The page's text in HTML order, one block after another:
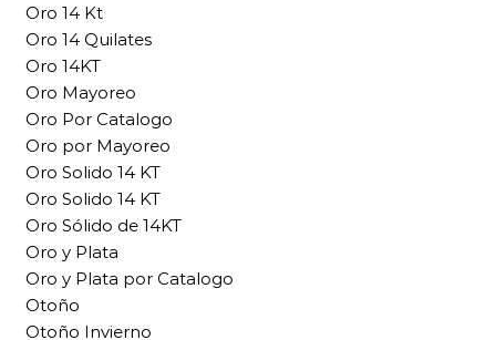
Oro 14 Kt
Oro 14 Quilates
Oro 14KT
Oro Mayoreo
Oro Por Catalogo
Oro por Mayoreo
Oro Solido 14 KT
Oro Solido 14 KT
Oro Sólido de 14KT
Oro y Plata
Oro y Plata por Catalogo
Otoño
Otoño Invierno